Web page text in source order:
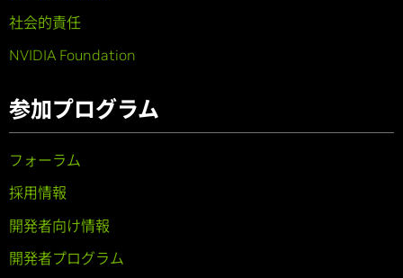
社会的責任
NVIDIA Foundation
参加プログラム
フォーラム
採用情報
開発者向け情報
開発者プログラム